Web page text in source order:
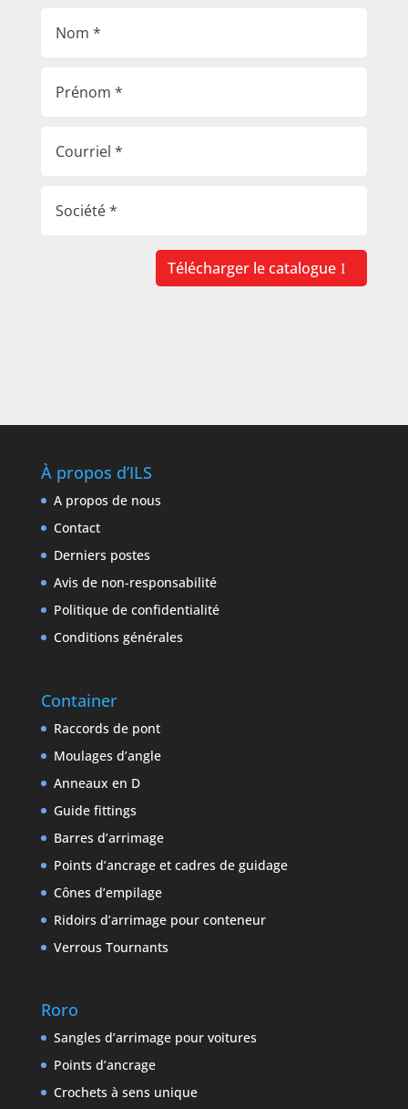
Télécharger le catalogue
À propos d’ILS
A propos de nous
Contact
Derniers postes
Avis de non-responsabilité
Politique de confidentialité
Conditions générales
Container
Raccords de pont
Moulages d’angle
Anneaux en D
Guide fittings
Barres d’arrimage
Points d’ancrage et cadres de guidage
Cônes d’empilage
Ridoirs d’arrimage pour conteneur
Verrous Tournants
Roro
Sangles d’arrimage pour voitures
Points d’ancrage
Crochets à sens unique